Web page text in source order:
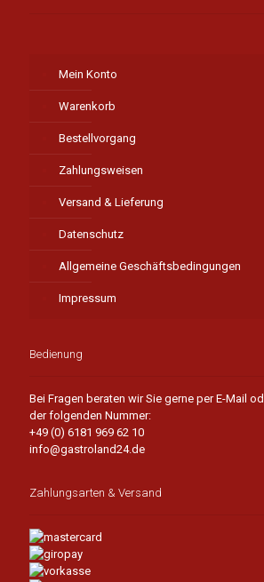
Mein Konto
Warenkorb
Bestellvorgang
Zahlungsweisen
Versand & Lieferung
Datenschutz
Allgemeine Geschäftsbedingungen
Impressum
Bedienung
Bei Fragen beraten wir Sie gerne per E-Mail
der folgenden Nummer:
+49 (0) 6181 969 62 10
info@gastroland24.de
Zahlungsarten & Versand